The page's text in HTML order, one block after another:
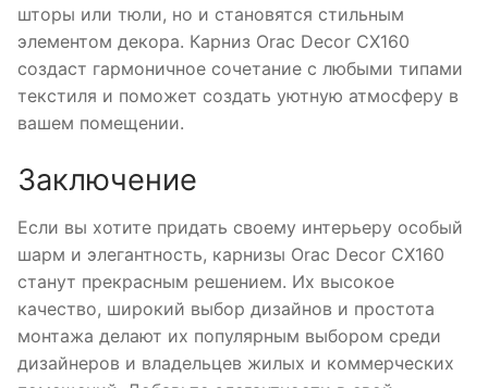
шторы или тюли, но и становятся стильным
элементом декора. Карниз Orac Decor CX160
создаст гармоничное сочетание с любыми типами
текстиля и поможет создать уютную атмосферу в
вашем помещении.
Заключение
Если вы хотите придать своему интерьеру особый
шарм и элегантность, карнизы Orac Decor CX160
станут прекрасным решением. Их высокое
качество, широкий выбор дизайнов и простота
монтажа делают их популярным выбором среди
дизайнеров и владельцев жилых и коммерческих